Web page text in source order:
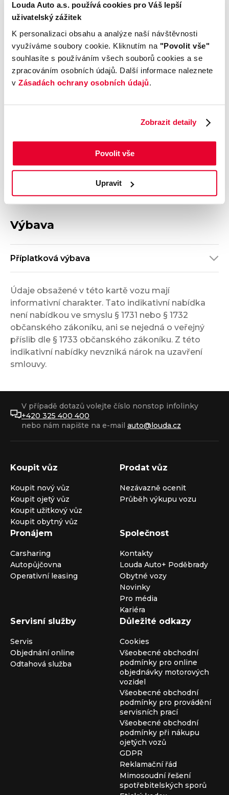
Louda Auto a.s. používá cookies pro Váš lepší
uživatelský zážitek
K personalizaci obsahu a analýze naší návštěvnosti
využíváme soubory cookie. Kliknutím na "Povolit vše"
souhlasíte s používáním všech souborů cookies a se
zpracováním osobních údajů. Další informace naleznete
v Zásadách ochrany osobních údajů.
Zobrazit detaily
Povolit vše
Upravit
Výrobce
Výbava
Karoserie
Kombi
Barva
Odpočet DPH
Termín dodání
OH11005468
Výbava
Příplatková výbava
Údaje obsažené v této kartě vozu mají
informativní charakter. Tato indikativní nabídka
není nabídkou ve smyslu § 1731 nebo § 1732
občanského zákoníku, ani se nejedná o veřejný
příslib dle § 1733 občanského zákoníku. Z této
indikativní nabídky nevzniká nárok na uzavření
smlouvy.
V případě dotazů volejte číslo nonstop infolinky
+420 325 400 400
nebo nám napište na e-mail auto@louda.cz
Koupit vůz
Koupit nový vůz
Koupit ojetý vůz
Koupit užitkový vůz
Koupit obytný vůz
Prodat vůz
Nezávazně ocenit
Průběh výkupu vozu
Pronájem
Carsharing
Autopůjčovna
Operativní leasing
Společnost
Kontakty
Louda Auto+ Poděbrady
Obytné vozy
Novinky
Pro média
Kariéra
Servisní služby
Servis
Objednání online
Odtahová služba
Důležité odkazy
Cookies
Všeobecné obchodní
podmínky pro online
objednávky motorových
vozidel
Všeobecné obchodní
podmínky pro provádění
servisních prací
Všeobecné obchodní
podmínky při nákupu
ojetých vozů
GDPR
Reklamační řád
Mimosoudní řešení
spotřebitelských sporů